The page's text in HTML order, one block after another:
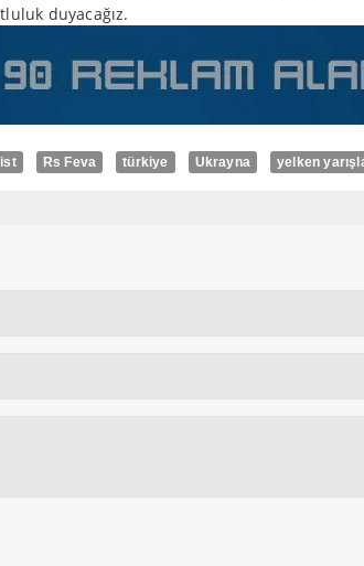
duyacağız.
Rs Feva türkiye Ukrayna yelken